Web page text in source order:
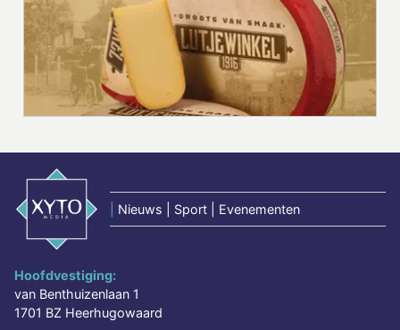
Nieuws | Sport | Evenementen
Hoofdvestiging:
van Benthuizenlaan 1
1701 BZ Heerhugowaard